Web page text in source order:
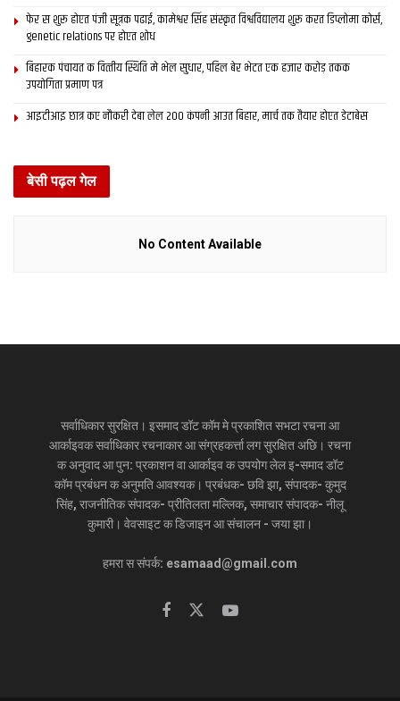
फेर स शुरू होएत पंजी सूत्रक पढाई, कामेश्वर सिंह संस्कृत विश्वविद्यालय शुरू करत डिप्लोमा कोर्स,
genetic relations पर होएत शोध
बिहारक पंचायत क वित्‍तीय स्थिति मे भेल सुधार, पहिल बेर भेटत एक हजार करोड़ तकक
उपयोगिता प्रमाण पत्र
आइटीआइ छात्र कए नौकरी देबा लेल 200 कंपनी आउत बिहार, मार्च तक तैयार होएत डेटाबेस
बेसी पढ़ल गेल
No Content Available
सर्वाधिकार सुरक्षित। इसमाद डॉट कॉम मे प्रकाशित सभटा रचना आ
आर्काइवक सर्वाधिकार रचनाकार आ संग्रहकर्त्ता लग सुरक्षित अछि। रचना
क अनुवाद आ पुन: प्रकाशन वा आर्काइव क उपयोग लेल इ-समाद डॉट
कॉम प्रबंधन क अनुमति आवश्यक। प्रबंधक- छवि झा, संपादक- कुमुद
सिंह, राजनीतिक संपादक- प्रीतिलता मल्लिक, समाचार संपादक- नीलू
कुमारी। वेवसाइट क डिजाइन आ संचालन - जया झा।
हमरा स संपर्क: esamaad@gmail.com